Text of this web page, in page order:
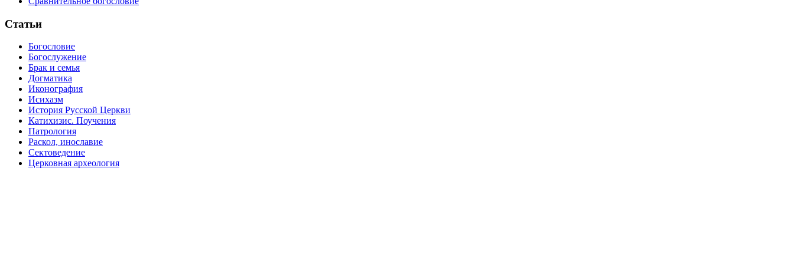
Статьи
Богословие
Богослужение
Брак и семья
Догматика
Иконография
Исихазм
История Русской Церкви
Катихизис. Поучения
Патрология
Раскол, инославие
Сектоведение
Церковная археология